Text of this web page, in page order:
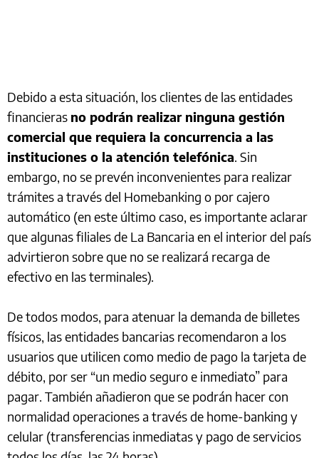
Debido a esta situación, los clientes de las entidades
financieras no podrán realizar ninguna gestión
comercial que requiera la concurrencia a las
instituciones o la atención telefónica. Sin
embargo, no se prevén inconvenientes para realizar
trámites a través del Homebanking o por cajero
automático (en este último caso, es importante aclarar
que algunas filiales de La Bancaria en el interior del país
advirtieron sobre que no se realizará recarga de
efectivo en las terminales).
De todos modos, para atenuar la demanda de billetes
físicos, las entidades bancarias recomendaron a los
usuarios que utilicen como medio de pago la tarjeta de
débito, por ser “un medio seguro e inmediato” para
pagar. También añadieron que se podrán hacer con
normalidad operaciones a través de home-banking y
celular (transferencias inmediatas y pago de servicios